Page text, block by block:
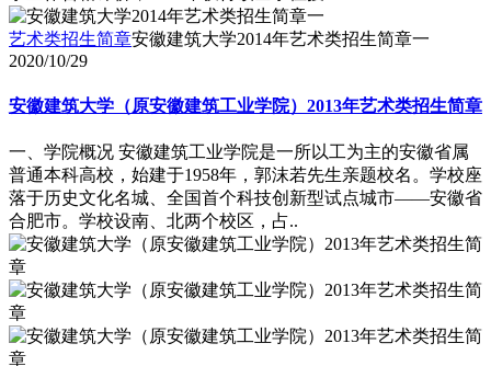
艺术类招生简章安徽建筑大学2014年艺术类招生简章一
2020/10/29
安徽建筑大学（原安徽建筑工业学院）2013年艺术类招生简章
一、学院概况 安徽建筑工业学院是一所以工为主的安徽省属
普通本科高校，始建于1958年，郭沫若先生亲题校名。学校座
落于历史文化名城、全国首个科技创新型试点城市――安徽省
合肥市。学校设南、北两个校区，占..